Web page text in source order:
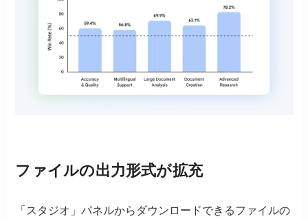
ファイルの出力形式が拡充
「スタジオ」パネルからダウンロードできるファイルの